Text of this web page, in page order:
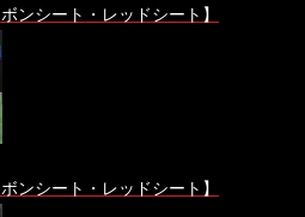
ンシート・レッドシート】
ンシート・レッドシート】